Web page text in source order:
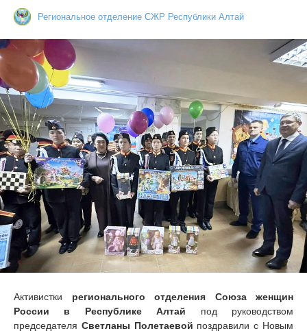
Региональное отделение СЖР Республики Алтай
Активистки регионального отделения Союза женщин
России в Республике Алтай под руководством
председателя Светланы Полетаевой поздравили с Новым